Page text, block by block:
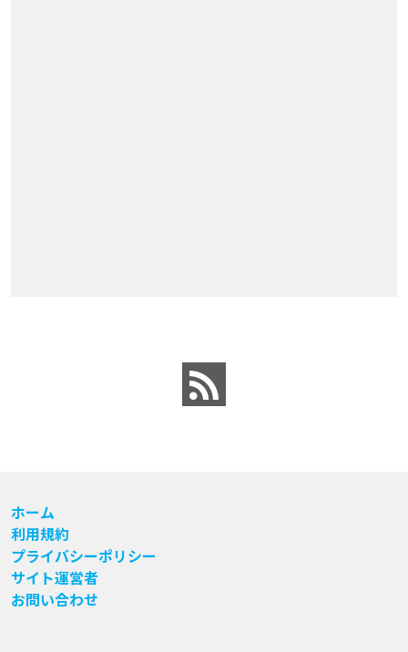
ホーム
利用規約
プライバシーポリシー
サイト運営者
お問い合わせ